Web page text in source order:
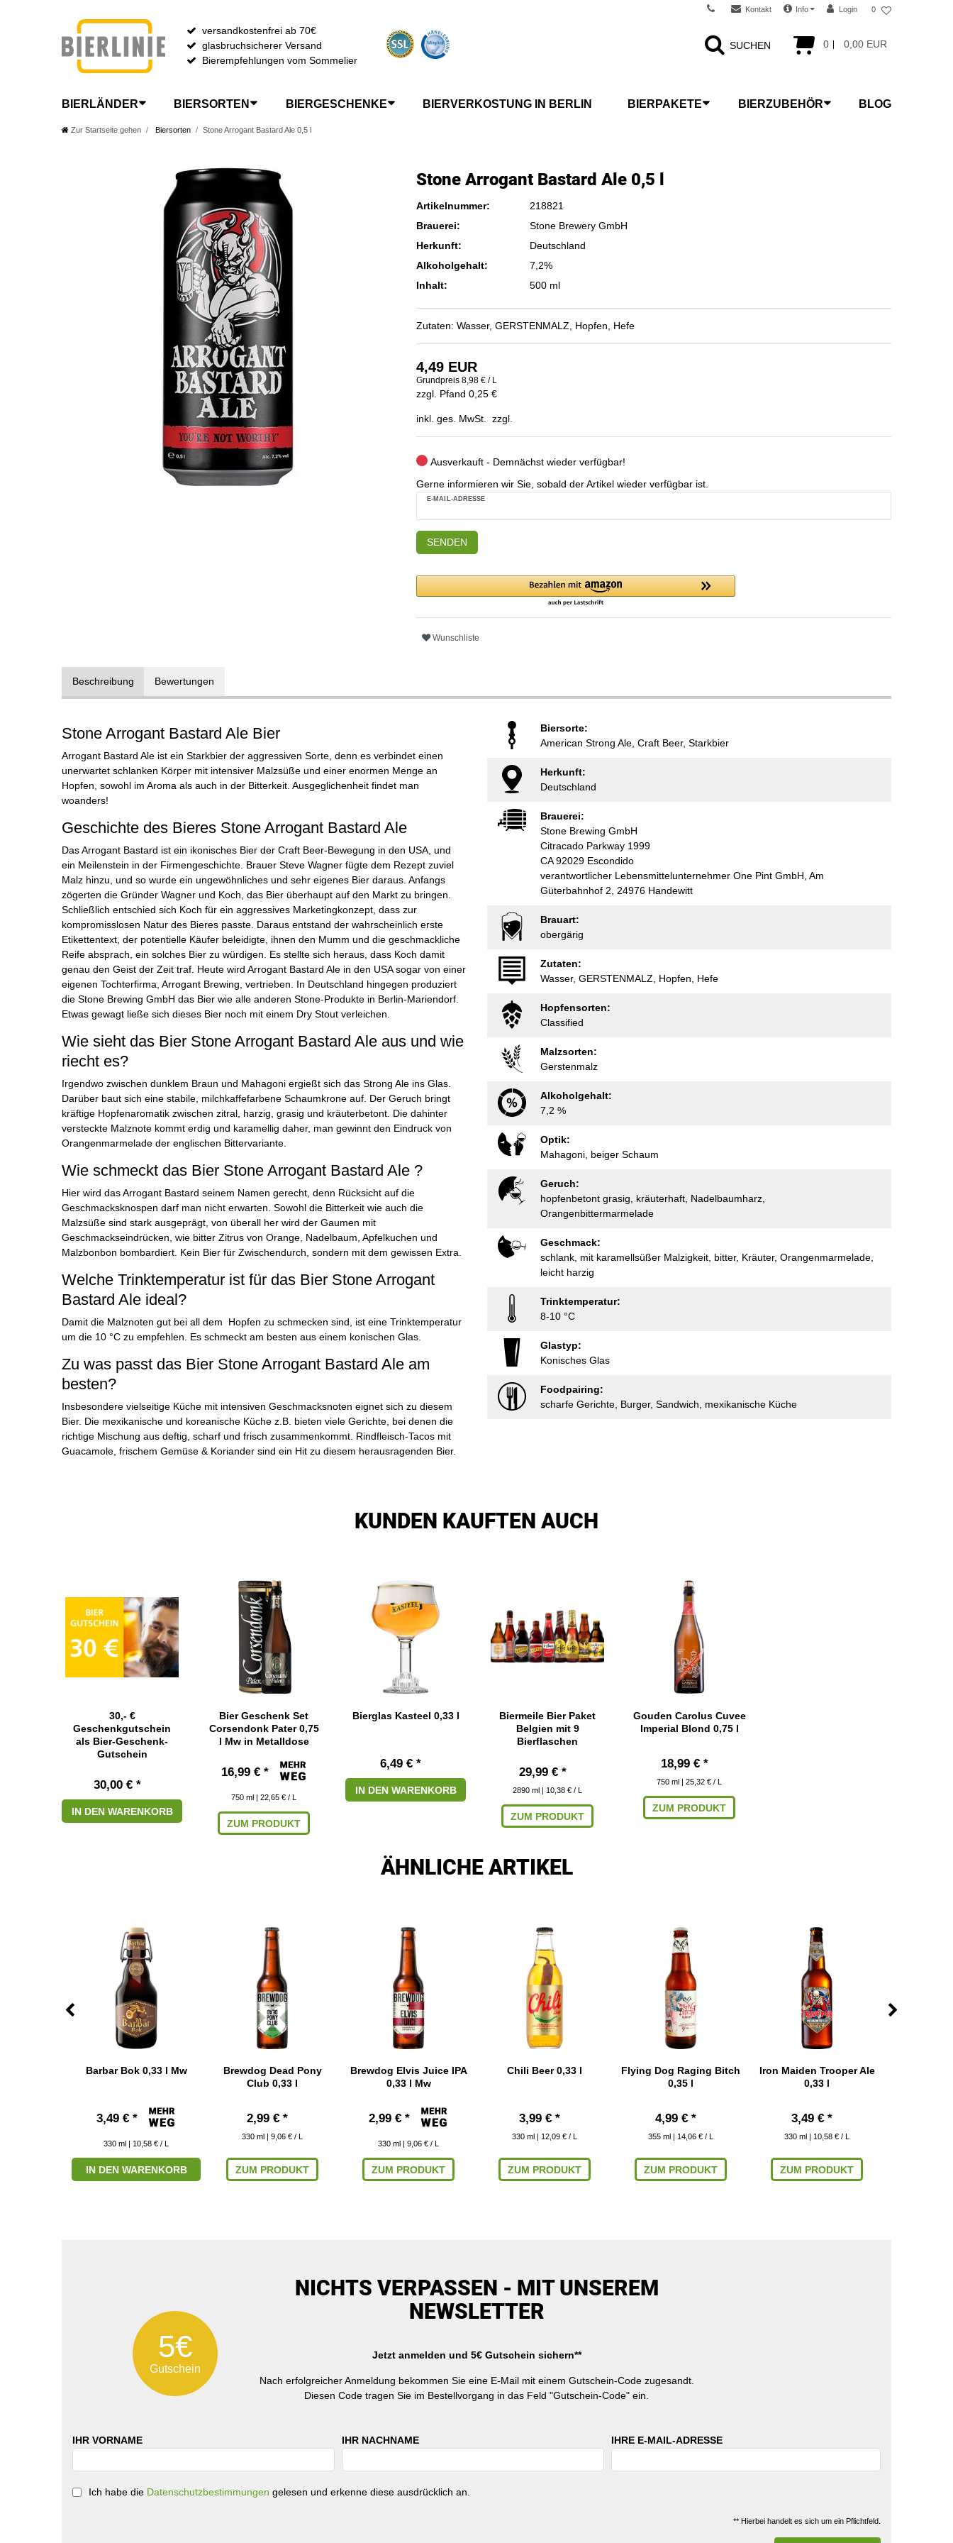
Kontakt Info Login 0
0 0,00 EUR
versandkostenfrei ab 70€
glasbruchsicherer Versand
Bierempfehlungen vom Sommelier
SUCHEN
BIERLÄNDER BIERSORTEN BIERGESCHENKE BIERVERKOSTUNG IN BERLIN BIERPAKETE BIERZUBEHÖR BLOG
Zur Startseite gehen Biersorten Stone Arrogant Bastard Ale 0,5 l
Stone Arrogant Bastard Ale 0,5 l
Artikelnummer:
218821
Brauerei:
Stone Brewery GmbH
Herkunft:
Deutschland
Alkoholgehalt:
7,2%
Inhalt:
500 ml
Zutaten: Wasser, GERSTENMALZ, Hopfen, Hefe
4,49 EUR
Grundpreis 8,98 € / L
zzgl. Pfand 0,25 €
inkl. ges. MwSt. zzgl.
Ausverkauft - Demnächst wieder verfügbar!
Gerne informieren wir Sie, sobald der Artikel wieder verfügbar ist.
E-MAIL-ADRESSE
SENDEN
Wunschliste
Beschreibung Bewertungen
Stone Arrogant Bastard Ale Bier
Arrogant Bastard Ale ist ein Starkbier der aggressiven Sorte, denn es verbindet einen
unerwartet schlanken Körper mit intensiver Malzsüße und einer enormen Menge an
Hopfen, sowohl im Aroma als auch in der Bitterkeit. Ausgeglichenheit findet man
woanders!
Geschichte des Bieres Stone Arrogant Bastard Ale
Das Arrogant Bastard ist ein ikonisches Bier der Craft Beer-Bewegung in den USA, und
ein Meilenstein in der Firmengeschichte. Brauer Steve Wagner fügte dem Rezept zuviel
Malz hinzu, und so wurde ein ungewöhnliches und sehr eigenes Bier daraus. Anfangs
zögerten die Gründer Wagner und Koch, das Bier überhaupt auf den Markt zu bringen.
Schließlich entschied sich Koch für ein aggressives Marketingkonzept, dass zur
kompromisslosen Natur des Bieres passte. Daraus entstand der wahrscheinlich erste
Etikettentext, der potentielle Käufer beleidigte, ihnen den Mumm und die geschmackliche
Reife absprach, ein solches Bier zu würdigen. Es stellte sich heraus, dass Koch damit
genau den Geist der Zeit traf. Heute wird Arrogant Bastard Ale in den USA sogar von einer
eigenen Tochterfirma, Arrogant Brewing, vertrieben. In Deutschland hingegen produziert
die Stone Brewing GmbH das Bier wie alle anderen Stone-Produkte in Berlin-Mariendorf.
Etwas gewagt ließe sich dieses Bier noch mit einem Dry Stout verleichen.
Wie sieht das Bier Stone Arrogant Bastard Ale aus und wie
riecht es?
Irgendwo zwischen dunklem Braun und Mahagoni ergießt sich das Strong Ale ins Glas.
Darüber baut sich eine stabile, milchkaffefarbene Schaumkrone auf. Der Geruch bringt
kräftige Hopfenaromatik zwischen zitral, harzig, grasig und kräuterbetont. Die dahinter
versteckte Malznote kommt erdig und karamellig daher, man gewinnt den Eindruck von
Orangenmarmelade der englischen Bittervariante.
Wie schmeckt das Bier Stone Arrogant Bastard Ale ?
Hier wird das Arrogant Bastard seinem Namen gerecht, denn Rücksicht auf die
Geschmacksknospen darf man nicht erwarten. Sowohl die Bitterkeit wie auch die
Malzsüße sind stark ausgeprägt, von überall her wird der Gaumen mit
Geschmackseindrücken, wie bitter Zitrus von Orange, Nadelbaum, Apfelkuchen und
Malzbonbon bombardiert. Kein Bier für Zwischendurch, sondern mit dem gewissen Extra.
Welche Trinktemperatur ist für das Bier Stone Arrogant
Bastard Ale ideal?
Damit die Malznoten gut bei all dem Hopfen zu schmecken sind, ist eine Trinktemperatur
um die 10 °C zu empfehlen. Es schmeckt am besten aus einem konischen Glas.
Zu was passt das Bier Stone Arrogant Bastard Ale am
besten?
Insbesondere vielseitige Küche mit intensiven Geschmacksnoten eignet sich zu diesem
Bier. Die mexikanische und koreanische Küche z.B. bieten viele Gerichte, bei denen die
richtige Mischung aus deftig, scharf und frisch zusammenkommt. Rindfleisch-Tacos mit
Guacamole, frischem Gemüse & Koriander sind ein Hit zu diesem herausragenden Bier.
Biersorte:
American Strong Ale, Craft Beer, Starkbier
Herkunft:
Deutschland
Brauerei:
Stone Brewing GmbH
Citracado Parkway 1999
CA 92029 Escondido
verantwortlicher Lebensmittelunternehmer One Pint GmbH, Am
Güterbahnhof 2, 24976 Handewitt
Brauart:
obergärig
Zutaten:
Wasser, GERSTENMALZ, Hopfen, Hefe
Hopfensorten:
Classified
Malzsorten:
Gerstenmalz
Alkoholgehalt:
7,2 %
Optik:
Mahagoni, beiger Schaum
Geruch:
hopfenbetont grasig, kräuterhaft, Nadelbaumharz,
Orangenbittermarmelade
Geschmack:
schlank, mit karamellsüßer Malzigkeit, bitter, Kräuter, Orangenmarmelade,
leicht harzig
Trinktemperatur:
8-10 °C
Glastyp:
Konisches Glas
Foodpairing:
scharfe Gerichte, Burger, Sandwich, mexikanische Küche
KUNDEN KAUFTEN AUCH
30,- €
Geschenkgutschein
als Bier-Geschenk-
Gutschein
30,00 € *
IN DEN WARENKORB
Bier Geschenk Set
Corsendonk Pater 0,75
l Mw in Metalldose
16,99 € *
750 ml | 22,65 € / L
ZUM PRODUKT
Bierglas Kasteel 0,33 l
6,49 € *
IN DEN WARENKORB
Biermeile Bier Paket
Belgien mit 9
Bierflaschen
29,99 € *
2890 ml | 10,38 € / L
ZUM PRODUKT
Gouden Carolus Cuvee
Imperial Blond 0,75 l
18,99 € *
750 ml | 25,32 € / L
ZUM PRODUKT
ÄHNLICHE ARTIKEL
Barbar Bok 0,33 l Mw
3,49 € *
330 ml | 10,58 € / L
IN DEN WARENKORB
Brewdog Dead Pony
Club 0,33 l
2,99 € *
330 ml | 9,06 € / L
ZUM PRODUKT
Brewdog Elvis Juice IPA
0,33 l Mw
2,99 € *
330 ml | 9,06 € / L
ZUM PRODUKT
Chili Beer 0,33 l
3,99 € *
330 ml | 12,09 € / L
ZUM PRODUKT
Flying Dog Raging Bitch
0,35 l
4,99 € *
355 ml | 14,06 € / L
ZUM PRODUKT
Iron Maiden Trooper Ale
0,33 l
3,49 € *
330 ml | 10,58 € / L
ZUM PRODUKT
5€
Gutschein
NICHTS VERPASSEN - MIT UNSEREM
NEWSLETTER
Jetzt anmelden und 5€ Gutschein sichern**
Nach erfolgreicher Anmeldung bekommen Sie eine E-Mail mit einem Gutschein-Code zugesandt.
Diesen Code tragen Sie im Bestellvorgang in das Feld "Gutschein-Code" ein.
IHR VORNAME IHR NACHNAME IHRE E-MAIL-ADRESSE
Ich habe die Datenschutzbestimmungen gelesen und erkenne diese ausdrücklich an.
** Hierbei handelt es sich um ein Pflichtfeld.